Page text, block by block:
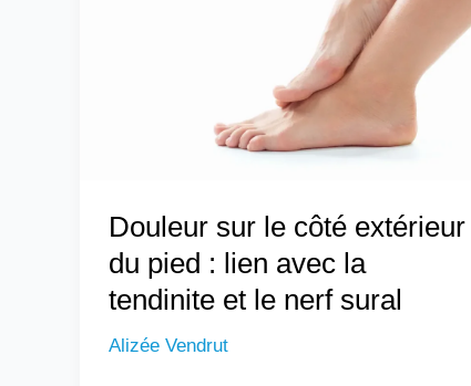
Douleur sur le côté extérieur
du pied : lien avec la
tendinite et le nerf sural
Alizée Vendrut
la
tendinite
et
nerf